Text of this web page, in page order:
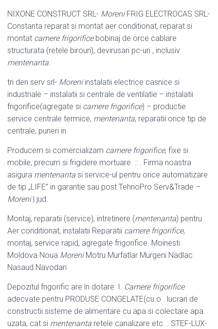
NIXONE CONSTRUCT SRL- MoreniFRIG ELECTROCAS SRL-
Constanta reparat si montat aer conditionat, reparat si
montat camere frigorificebobinaj de orce cablare
structurata (retele birouri), devirusari pc-uri , inclusiv
mentenanta.
tri den serv srl- Moreniinstalatii electrice casnice si
industriale – instalatii si centrale de ventilatie – instalatii
frigorifice(agregate si camere frigorifice) – productie
service centrale termice, mentenanta, reparatii orice tip de
centrale, puneri in
Producem si comercializam camere frigorifice, fixe si
mobile, precum si frigidere mortuare. :: . Firma noastra
asigura mentenanta si service-ul pentru orice automatizare
de tip „LIFE” in garantie sau post TehnoPro Serv&Trade –
Moreni| jud.
Montaj, reparatii (service), intretinere (mentenanta) pentru
Aer conditionat, instalatii Reparatii camere frigorifice,
montaj, service rapid, agregate frigorifice. Moinesti
Moldova Noua MoreniMotru Murfatlar Murgeni Nadlac
Nasaud Navodari
Depozitul frigorific are în dotare: I. Camere frigorifice
adecvate pentru PRODUSE CONGELATE(cu o . lucrari de
constructii sisteme de alimentare cu apa si colectare apa
uzata, cat si mentenanta retele canalizare etc. . STEF-LUX-